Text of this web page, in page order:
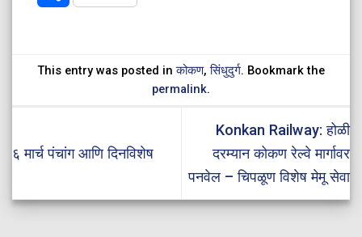
This entry was posted inकोकण,सिंधुदुर्ग. Bookmark the
permalink.
६ मार्च पंचांग आणि दिनविशेष
Konkan Railway: होळी
दरम्यान कोकण रेल्वे मार्गावर
पनवेल – चिपळूण विशेष मेमू सेवा